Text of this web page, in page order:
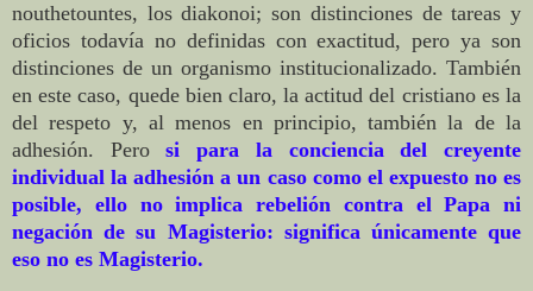
nouthetountes, los diakonoi; son distinciones de tareas y
oficios todavía no definidas con exactitud, pero ya son
distinciones de un organismo institucionalizado. También
en este caso, quede bien claro, la actitud del cristiano es la
del respeto y, al menos en principio, también la de la
adhesión. Perosi para la conciencia del creyente
individual la adhesión a un caso como el expuesto no es
posible, ello no implica rebelión contra el Papa ni
negación de su Magisterio: significa únicamente que
eso no es Magisterio.